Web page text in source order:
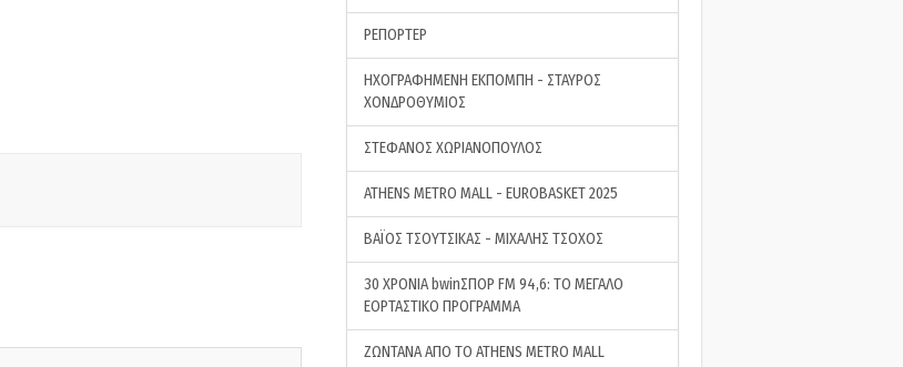
ΡΕΠΟΡΤΕΡ
ΗΧΟΓΡΑΦΗΜΕΝΗ ΕΚΠΟΜΠΗ - ΣΤΑΥΡΟΣ
ΧΟΝΔΡΟΘΥΜΙΟΣ
ΣΤΕΦΑΝΟΣ ΧΩΡΙΑΝΟΠΟΥΛΟΣ
ATHENS METRO MALL - EUROBASKET 2025
ΒΑΪΟΣ ΤΣΟΥΤΣΙΚΑΣ - ΜΙΧΑΛΗΣ ΤΣΟΧΟΣ
30 ΧΡΟΝΙΑ bwinΣΠΟΡ FM 94,6: ΤΟ ΜΕΓΑΛΟ
ΕΟΡΤΑΣΤΙΚΟ ΠΡΟΓΡΑΜΜΑ
ΖΩΝΤΑΝΑ ΑΠΟ ΤΟ ATHENS METRO MALL